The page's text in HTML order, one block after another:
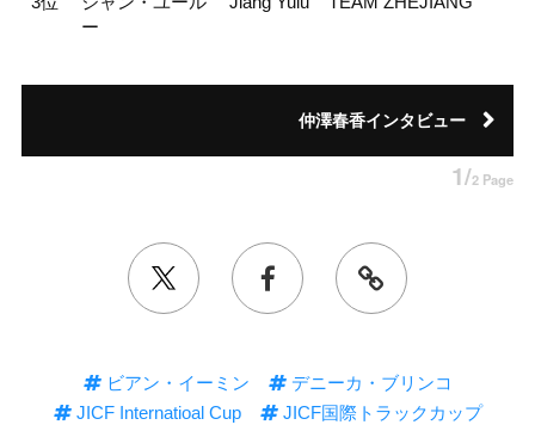
ー
仲澤春香インタビュー
1/2 Page
ビアン・イーミン
デニーカ・ブリンコ
JICF Internatioal Cup
JICF国際トラックカップ